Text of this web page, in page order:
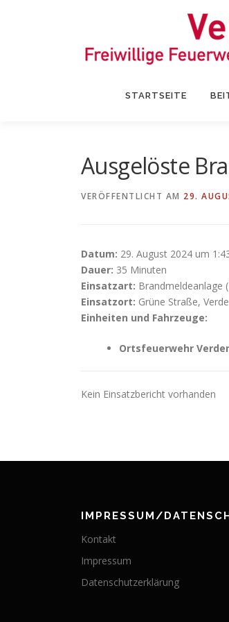
STARTSEITE
Ausgelöste
VERÖFFENTLICHT AM 29.
Datum: 29. August 2024 um
Dauer: 35 Minuten
Einsatzart: Brandmeldeanlage
Einsatzort: Grüne Straße,
Einheiten und Fahrzeuge:
Ortsfeuerwehr
Kein Einsatzbericht vorhanden
IMPRESSUM/
Kontakt
Impressum
Datenschutzerklärung